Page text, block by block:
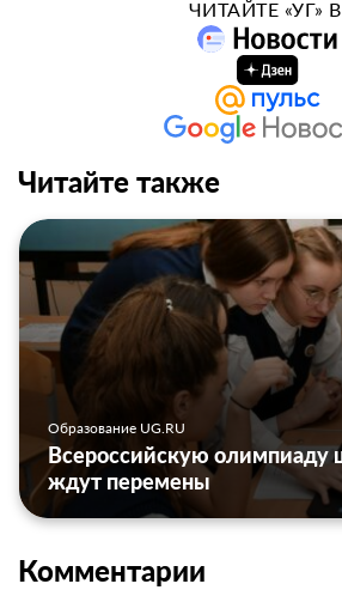
ЧИТАЙТЕ «УГ»
Читайте также
Образование UG.RU
Всероссийскую олимпиаду
ждут перемены
Комментарии